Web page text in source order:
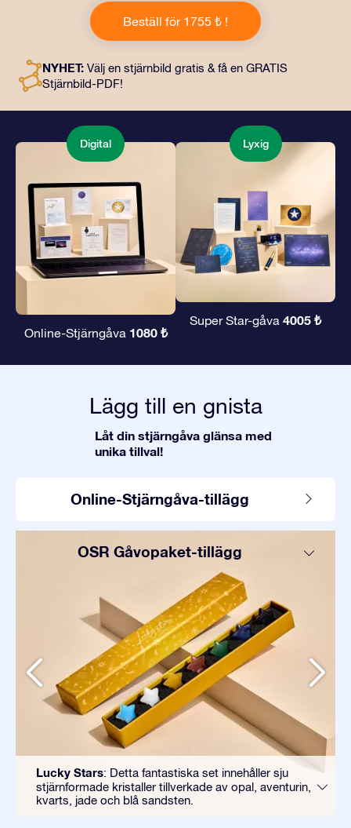
gåva ingår ett vackert kuvert och personliga dokument
som skickas till en adress som du väljer, samt digitala
dokument och fri användning av våra appar. Det är ett
kära.
Beställ för 1755 ₺ !
NYHET: Välj en stjärnbild gratis & få en GRATIS
Stjärnbild-PDF!
Digital
Online-Stjärngåva 1080 ₺
Lyxig
Super Star-gåva 4005 ₺
Lägg till en gnista
Låt din stjärngåva glänsa med
unika tillval!
Online-Stjärngåva-tillägg
OSR Gåvopaket-tillägg
Lucky Stars: Detta fantastiska set innehåller sju
stjärnformade kristaller tillverkade av opal, aventurin,
kvarts, jade och blå sandsten.